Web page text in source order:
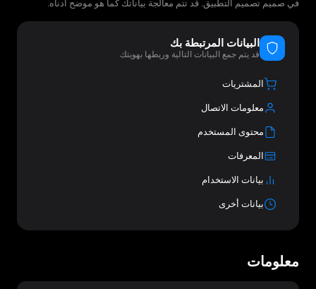
في صميم تصميم التطبيق. قد تتم معالجة بياناتك كما هو موضح أدناه.
البيانات المرتبطة بك
قد يتم جمع البيانات التالية وربطها بهويتك
المشتريات
معلومات الاتصال
محتوى المستخدم
المعرفات
بيانات الاستخدام
بيانات أخرى
معلومات